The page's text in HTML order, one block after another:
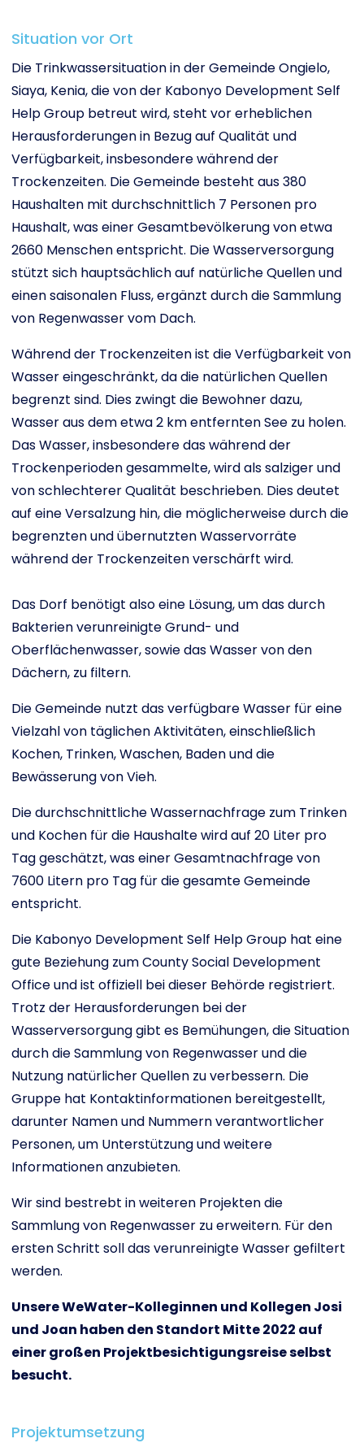
Situation vor Ort
Die Trinkwassersituation in der Gemeinde Ongielo,
Siaya, Kenia, die von der Kabonyo Development Self
Help Group betreut wird, steht vor erheblichen
Herausforderungen in Bezug auf Qualität und
Verfügbarkeit, insbesondere während der
Trockenzeiten. Die Gemeinde besteht aus 380
Haushalten mit durchschnittlich 7 Personen pro
Haushalt, was einer Gesamtbevölkerung von etwa
2660 Menschen entspricht. Die Wasserversorgung
stützt sich hauptsächlich auf natürliche Quellen und
einen saisonalen Fluss, ergänzt durch die Sammlung
von Regenwasser vom Dach.
Während der Trockenzeiten ist die Verfügbarkeit von
Wasser eingeschränkt, da die natürlichen Quellen
begrenzt sind. Dies zwingt die Bewohner dazu,
Wasser aus dem etwa 2 km entfernten See zu holen.
Das Wasser, insbesondere das während der
Trockenperioden gesammelte, wird als salziger und
von schlechterer Qualität beschrieben. Dies deutet
auf eine Versalzung hin, die möglicherweise durch die
begrenzten und übernutzten Wasservorräte
während der Trockenzeiten verschärft wird.
Das Dorf benötigt also eine Lösung, um das durch
Bakterien verunreinigte Grund- und
Oberflächenwasser, sowie das Wasser von den
Dächern, zu filtern.
Die Gemeinde nutzt das verfügbare Wasser für eine
Vielzahl von täglichen Aktivitäten, einschließlich
Kochen, Trinken, Waschen, Baden und die
Bewässerung von Vieh.
Die durchschnittliche Wassernachfrage zum Trinken
und Kochen für die Haushalte wird auf 20 Liter pro
Tag geschätzt, was einer Gesamtnachfrage von
7600 Litern pro Tag für die gesamte Gemeinde
entspricht.
Die Kabonyo Development Self Help Group hat eine
gute Beziehung zum County Social Development
Office und ist offiziell bei dieser Behörde registriert.
Trotz der Herausforderungen bei der
Wasserversorgung gibt es Bemühungen, die Situation
durch die Sammlung von Regenwasser und die
Nutzung natürlicher Quellen zu verbessern. Die
Gruppe hat Kontaktinformationen bereitgestellt,
darunter Namen und Nummern verantwortlicher
Personen, um Unterstützung und weitere
Informationen anzubieten.
Wir sind bestrebt in weiteren Projekten die
Sammlung von Regenwasser zu erweitern. Für den
ersten Schritt soll das verunreinigte Wasser gefiltert
werden.
Unsere WeWater-Kolleginnen und Kollegen Josi
und Joan haben den Standort Mitte 2022 auf
einer großen Projektbesichtigungsreise selbst
besucht.
Projektumsetzung